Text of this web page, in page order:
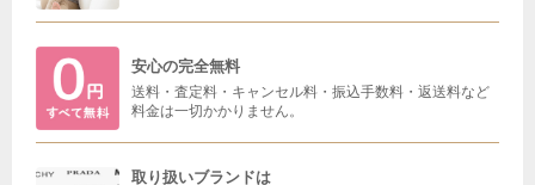
安心の完全無料
送料・査定料・キャンセル料・振込手数料・返送料など
料金は一切かかりません。
取り扱いブランドは